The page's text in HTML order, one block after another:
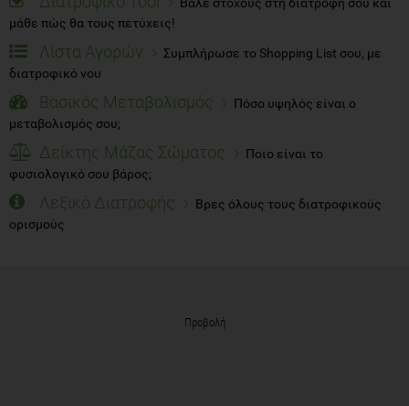
μάθε πώς θα τους πετύχεις!
Λίστα Αγορών
Συμπλήρωσε το Shopping List σου, με
διατροφικό νου
Βασικός Μεταβολισμός
Πόσο υψηλός είναι ο
μεταβολισμός σου;
Δείκτης Μάζας Σώματος
Ποιο είναι το
φυσιολογικό σου βάρος;
Λεξικό Διατροφής
Βρες όλους τους διατροφικούς
ορισμούς
Προβολή